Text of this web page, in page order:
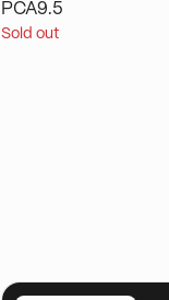
PCA9.5
Sold out